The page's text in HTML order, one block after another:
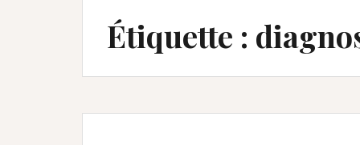
Étiquette :